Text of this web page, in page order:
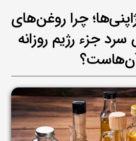
چرا روغن‌های
جزء رژیم روزانه